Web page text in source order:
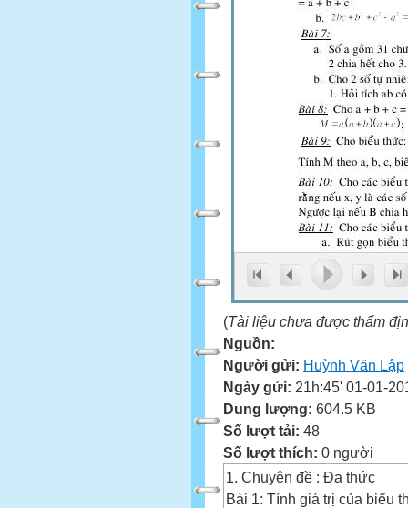
(Tài liệu chưa được thẩm
Nguồn:
Người gửi: Huỳnh Văn Lập
Ngày gửi: 21h:45' 01-01-
Dung lượng: 604.5 KB
Số lượt tải: 48
Số lượt thích: 0 người
1. Chuyên đề : Đa thức
Bài 1: Tính giá trị của biểu